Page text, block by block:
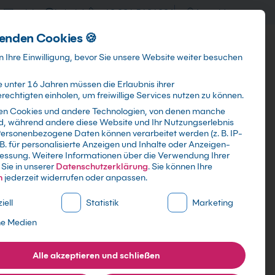
training@kebel.de +49 231 5191986 Anmelden
Suchen
Info & Services Kontakt
-
PP
Cookies 🍪
Ihre Einwilligung, bevor Sie unsere Website weiter besuchen
unter 16 Jahren müssen die Erlaubnis ihrer
einholen, um freiwillige Services nutzen zu können.
Cookies und andere Technologien, von denen manche
während andere diese Website und Ihr Nutzungserlebnis
Daten können verarbeitet werden (z. B. IP-
für personalisierte Anzeigen und Inhalte oder Anzeigen-
Weitere Informationen über die Verwendung Ihrer
in unserer Datenschutzerklärung.Sie können Ihre
jederzeit widerrufen oder anpassen.
Liste der Service-Gruppen, für die eine Einwilligung
Statistik
Marketing
Medien
Alle akzeptieren und schließen